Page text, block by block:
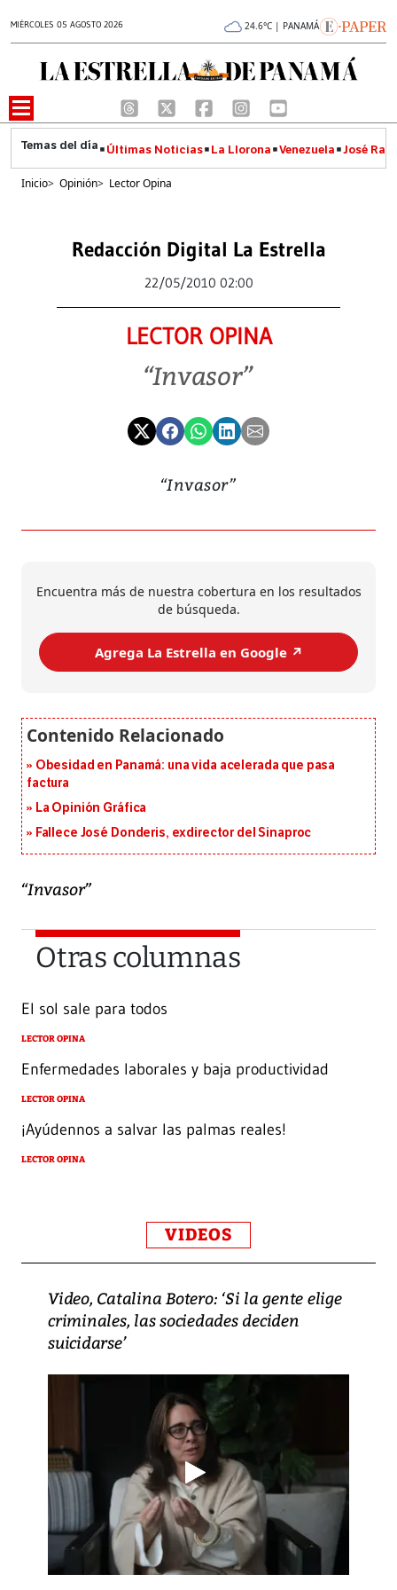
MIÉRCOLES 05 AGOSTO 2026 24.6°C | PANAMÁ
Últimas Noticias La Llorona Venezuela José
Inicio> Opinión> Lector Opina
Redacción Digital La Estrella
22/05/2010 02:00
LECTOR OPINA
“Invasor”
“Invasor”
Encuentra más de nuestra cobertura en los resultados
de búsqueda.
Agrega La Estrella en Google ↗️
Obesidad en Panamá: una vida acelerada que pasa
factura
La Opinión Gráfica
Fallece José Donderis, exdirector del Sinaproc
“Invasor”
Otras columnas
El sol sale para todos
LECTOR OPINA
Enfermedades laborales y baja productividad
LECTOR OPINA
¡Ayúdennos a salvar las palmas reales!
LECTOR OPINA
VIDEOS
Video, Catalina Botero: ‘Si la gente elige
criminales, las sociedades deciden
suicidarse’